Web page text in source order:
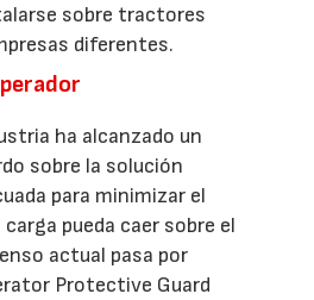
sobre tractores
diferentes.
ha alcanzado un
sobre la solución
para minimizar el
pueda caer sobre el
actual pasa por
Protective Guard